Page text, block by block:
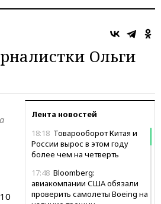
Ольги
Лента новостей
18:18 Товарооборот Китая и
России вырос в этом году
более чем на четверть
17:48 Bloomberg:
авиакомпании США обязали
проверить самолеты Boeing на